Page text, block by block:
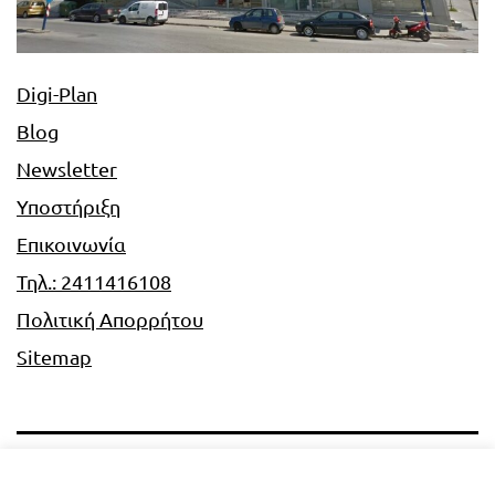
Digi-Plan
Blog
Newsletter
Υποστήριξη
Επικοινωνία
Τηλ.: 2411416108
Πολιτική Απορρήτου
Sitemap